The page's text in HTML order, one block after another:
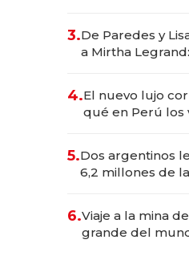
las marcas "fast
3.De Paredes y
a Mirtha
4.El nuevo lujo
qué en Perú los
transformadoras
5.Dos argentinos
6,2 millones de
6.Viaje a la mina
grande del